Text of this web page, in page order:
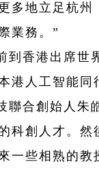
多地立足杭州
業務。”
到香港出席世
港人工智能同
聯合創始人朱
科創人才。然
一些相熟的教